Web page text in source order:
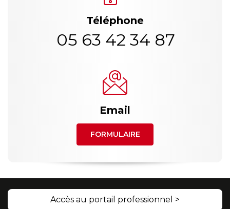
Téléphone
05 63 42 34 87
Email
FORMULAIRE
Accès au portail professionnel >